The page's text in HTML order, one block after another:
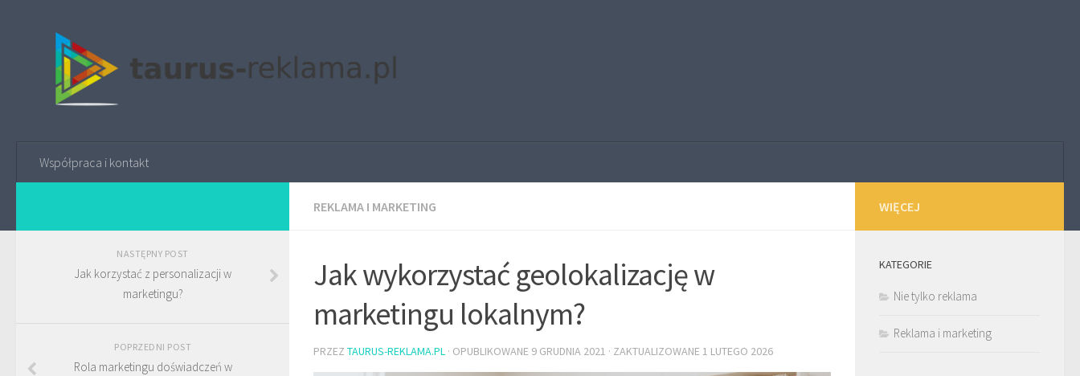
Współpraca i kontakt
REKLAMA I MARKETING
Jak wykorzystać geolokalizację w
marketingu lokalnym?
PRZEZ TAURUS-REKLAMA.PL · OPUBLIKOWANE 9 GRUDNIA 2021 · ZAKTUALIZOWANE 1 LUTEGO 2026
NASTĘPNY POST
Jak korzystać z personalizacji w
marketingu?
POPRZEDNI POST
Rola marketingu doświadczeń w
WIĘCEJ
KATEGORIE
Nie tylko reklama
Reklama i marketing